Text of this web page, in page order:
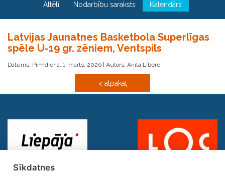
Attēli Nodarbību saraksts Kalendārs
Latvijas Jaunatnes Basketbola Superlīgas
spēle U-19 gr. zēniem, Ventspils
Datums: Pirmdiena, 1. marts, 2026 | Autors: Anita Lībere
< atpakaļ
Sīkdatnes